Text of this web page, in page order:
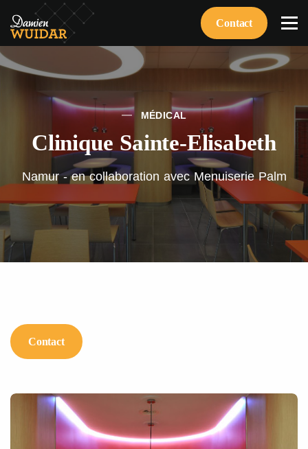
Contact
MÉDICAL
Clinique Sainte-Elisabeth
Namur - en collaboration avec Menuiserie Palm
Contact